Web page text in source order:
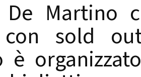
De Martino
sold
è